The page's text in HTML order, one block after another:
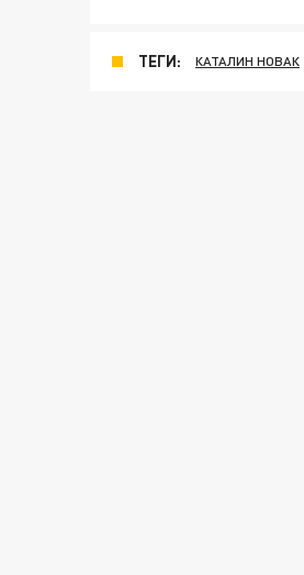
ТЕГИ: КАТАЛИН НОВАК